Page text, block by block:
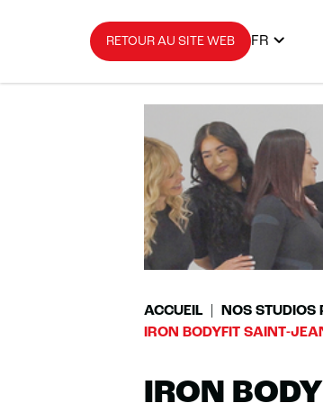
RETOUR AU SITE WEB FR
ACCUEIL NOS STUDIOS
IRON BODYFIT SAINT-
IRON